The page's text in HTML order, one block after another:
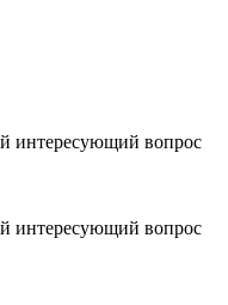
интересующий вопрос
интересующий вопрос